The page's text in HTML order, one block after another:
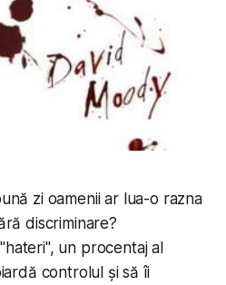
zi oamenii ar lua-o razna
discriminare?
un procentaj al
controlul și să îi